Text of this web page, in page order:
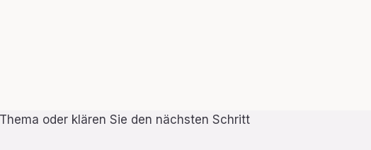
oder klären Sie den nächsten Schritt